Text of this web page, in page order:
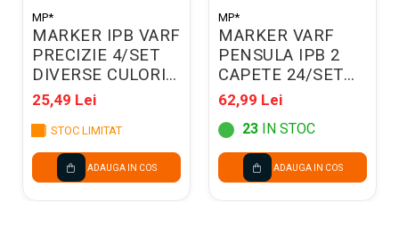
MP*
MARKER IPB VARF
PRECIZIE 4/SET
DIVERSE CULORI
PP928-01
25,49 Lei
STOC LIMITAT
ADAUGA IN COS
MP*
MARKER VARF
PENSULA IPB 2
CAPETE 24/SET
PP917-24
62,99 Lei
23 IN STOC
ADAUGA IN COS